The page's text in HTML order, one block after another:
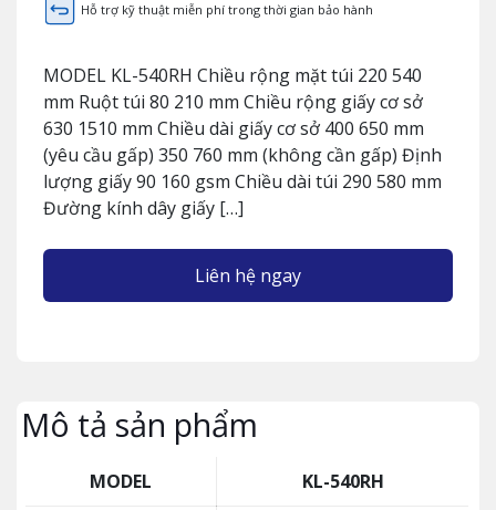
Hỗ trợ kỹ thuật miễn phí trong thời gian bảo hành
MODEL KL-540RH Chiều rộng mặt túi 220 540
mm Ruột túi 80 210 mm Chiều rộng giấy cơ sở
630 1510 mm Chiều dài giấy cơ sở 400 650 mm
(yêu cầu gấp) 350 760 mm (không cần gấp) Định
lượng giấy 90 160 gsm Chiều dài túi 290 580 mm
Đường kính dây giấy […]
Liên hệ ngay
Mô tả sản phẩm
MODEL KL-540RH